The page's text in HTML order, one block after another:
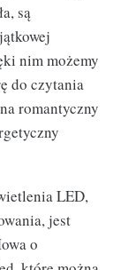
są
nim możemy
do czytania
romantyczny
LED,
jest
o